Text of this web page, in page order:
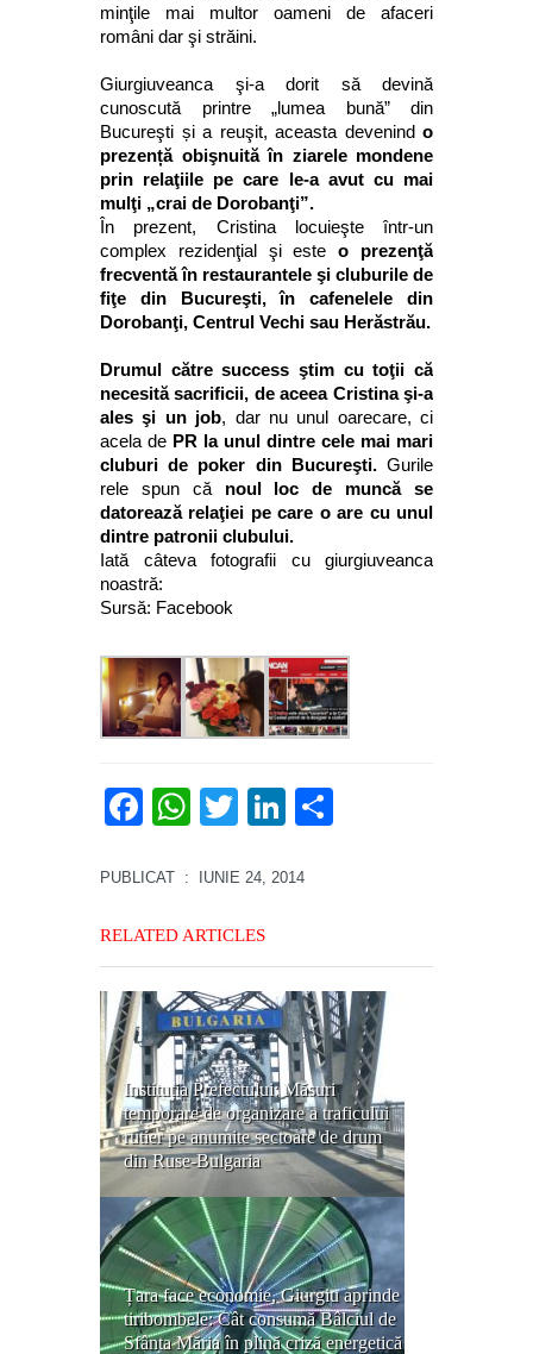
minţile mai multor oameni de afaceri
români dar şi străini.
Giurgiuveanca şi-a dorit să devină
cunoscută printre „lumea bună” din
Bucureşti și a reuşit, aceasta devenindo
prezență obişnuită în ziarele mondene
prin relaţiile pe care le-a avut cu mai
mulţi „crai de Dorobanţi”.
În prezent, Cristina locuieşte într-un
complex rezidenţial şi este o prezenţă
frecventă în restaurantele şi cluburile de
fiţe din Bucureşti, în cafenelele din
Dorobanţi, Centrul Vechi sau Herăstrău.
Drumul către success ştim cu toţii că
necesită sacrificii, de aceea Cristina şi-a
ales şi un job, dar nu unul oarecare, ci
acela de PR la unul dintre cele mai mari
cluburi de poker din Bucureşti.Gurile
rele spun că noul loc de muncă se
datorează relaţiei pe care o are cu unul
dintre patronii clubului.
Iată câteva fotografii cu giurgiuveanca
noastră:
Sursă: Facebook
Facebook
WhatsApp
TwitterLinkedIn
PUBLICAT : IUNIE 24, 2014
RELATED ARTICLES
Instituția Prefectului: Măsuri
temporare de organizare a traficului
rutier pe anumite sectoare de drum
din Ruse-Bulgaria
Țara face economie, Giurgiu aprinde
tiribombele: Cât consumă Bâlciul de
Sfânta Măria în plină criză energetică